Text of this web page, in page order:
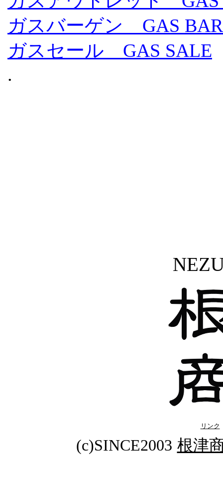
ガスバーゲン GAS
ガスセール GAS SALE
.
リンク
(c)SINCE2003 根津